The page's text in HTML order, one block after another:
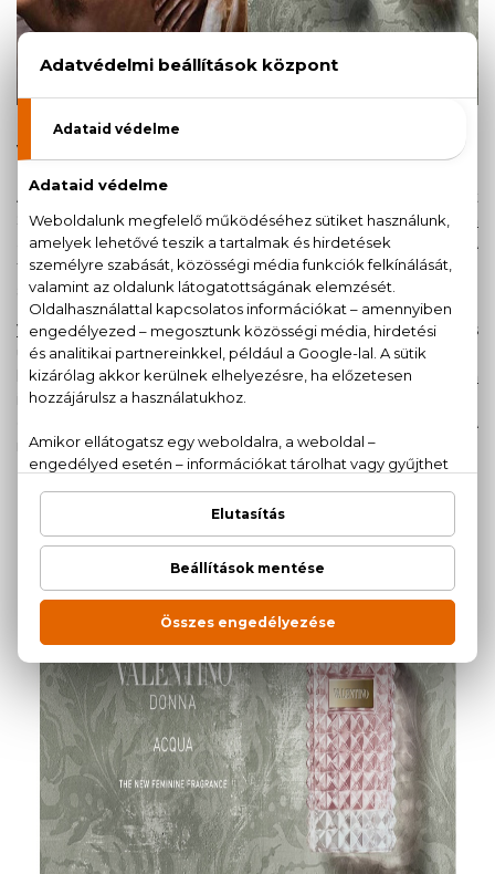
VALENTINO DONNA ACQUA
A finomság és élvezet fesztelen összecsapása, amelyet
Sonia Costant alkotott meg. AValentino Donna Acqua
az érzékeny zöld mandula és a deres körte ütközése. A
frangipani rózsa melegsége összhangban találkozik a
szantálfa és galagonya jegyeivel.
Valentino Donna Acquaegy karakteres szegecses
üvegbe van rejtve, amely kihívó eleganciát sugall, míg
külső megjelenése hasonlít a klasszikusValentino Donna
illatéhoz. AValentino Donna Acqua
dobozba csomagolva új értelmet teremt a szépségnek. A
modern vágyak rendhagyó harmóniája.